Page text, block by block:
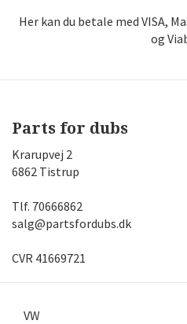
Her kan du betale med VISA,
og
Parts for dubs
Krarupvej 2
6862 Tistrup
Tlf. 70666862
salg@partsfordubs.dk
CVR 41669721
VW